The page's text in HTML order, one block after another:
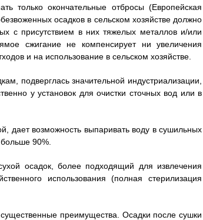
только окончательные отбросы (Европейская
осадков в сельском хозяйстве должно
с присутствием в них тяжелых металлов и/или
сжигание не компенсирует ни увеличения
и на использование в сельском хозяйстве.
подверглась значительной индустриализации,
у установок для очистки сточных вод или в
дает возможность выпаривать воду в сушильных
90%.
осадок, более подходящий для извлечения
использования (полная стерилизация
преимущества. Осадки после сушки